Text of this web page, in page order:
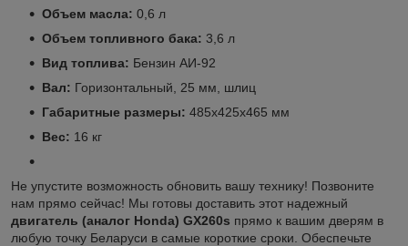
Объем масла: 0,6 л
Объем топливного бака: 3,6 л
Вид топлива: Бензин АИ-92
Вал: Горизонтальный, 25 мм, шлиц
Габаритные размеры: 485x425x465 мм
Вес: 16 кг
Не упустите возможность обновить вашу технику! Позвоните
нам прямо сейчас! Мы готовы доставить этот надежный
двигатель (аналог Honda) GX260s прямо к вашим дверям в
любую точку Беларуси в самые короткие сроки. Обеспечьте